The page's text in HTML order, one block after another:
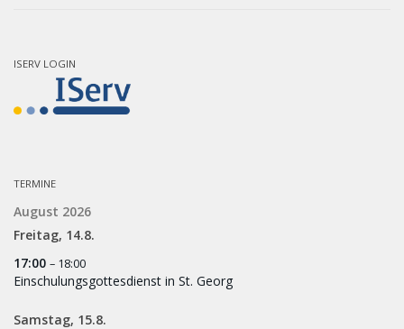
ISERV LOGIN
TERMINE
August 2026
Freitag, 14.8.
17:00 – 18:00
Einschulungsgottesdienst in St. Georg
Samstag, 15.8.